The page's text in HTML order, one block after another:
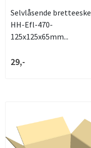
Selvlåsende bretteeske
HH-Efl-470-
125x125x65mm...
29,-